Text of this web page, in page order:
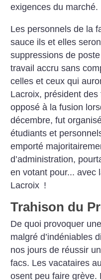
exigences du marché.
Les personnels de la
sauce ils et elles
suppressions de
travail accru sans
celles et ceux qui
Lacroix, président
opposé à la fusion
décembre, fut
étudiants et
emporté
d’administration,
en votant pour... avec
Lacroix !
Trahison du
De quoi provoquer
malgré d’indéniables
nos jours de réussir
facs. Les vacataires
osent peu faire grève.